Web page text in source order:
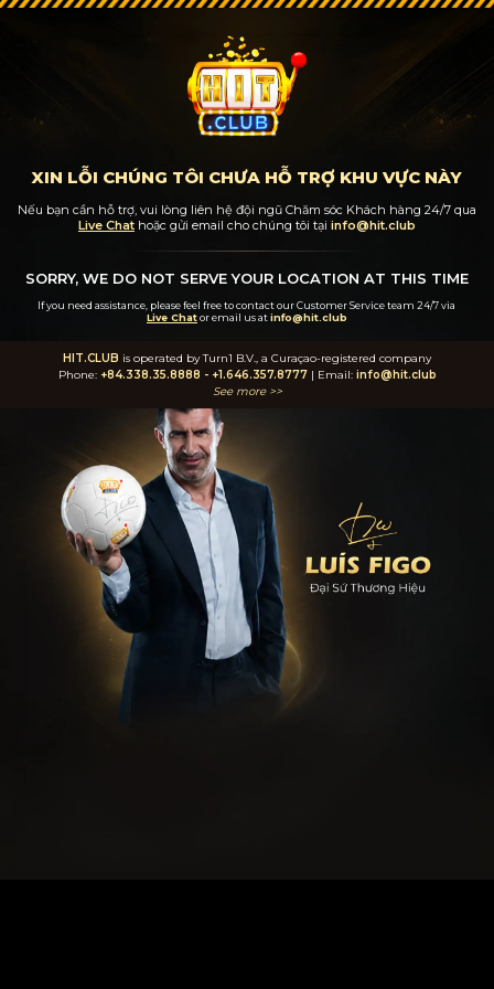
XIN LỖI CHÚNG TÔI CHƯA HỖ TRỢ KHU VỰC NÀY
Nếu bạn cần hỗ trợ, vui lòng liên hệ đội ngũ Chăm sóc Khách hàng 24/7 qua
Live Chathoặc gửi email cho chúng tôi tại info@hit.club
SORRY, WE DO NOT SERVE YOUR LOCATION AT THIS TIME
If you need assistance, please feel free to contact our Customer Service team 24/7via
Live Chator email us atinfo@hit.club
HIT.CLUB is operated by Turn1 B.V., a Curaçao-registered company
Phone: +84.338.35.8888 - +1.646.357.8777| Email: info@hit.club
See more >>